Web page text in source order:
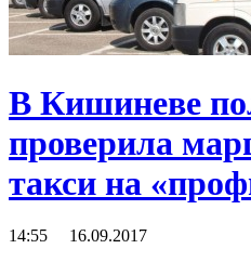
В Кишиневе
проверила
такси на
14:55 16.09.2017